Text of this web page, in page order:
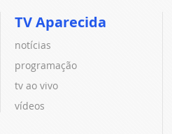
TV Aparecida
notícias
programação
tv ao vivo
vídeos